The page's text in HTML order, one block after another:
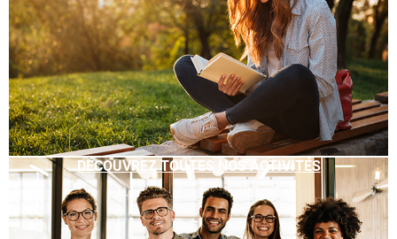
DÉCOUVREZ TOUTES NOS ACTIVITÉS